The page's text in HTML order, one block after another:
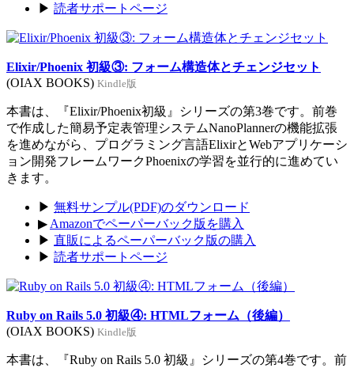
▶ 読者サポートページ
Elixir/Phoenix 初級③: フォーム構造体とチェンジセット
(OIAX BOOKS) Kindle版
本書は、『Elixir/Phoenix初級』シリーズの第3巻です。前巻
で作成した簡易予定表管理システムNanoPlannerの機能拡張
を進めながら、プログラミング言語ElixirとWebアプリケーシ
ョン開発フレームワークPhoenixの学習を並行的に進めてい
きます。
▶ 無料サンプル(PDF)のダウンロード
▶ Amazonでペーパーバック版を購入
▶ 直販によるペーパーバック版の購入
▶ 読者サポートページ
Ruby on Rails 5.0 初級④: HTMLフォーム（後編）
(OIAX BOOKS) Kindle版
本書は、『Ruby on Rails 5.0 初級』シリーズの第4巻です。前